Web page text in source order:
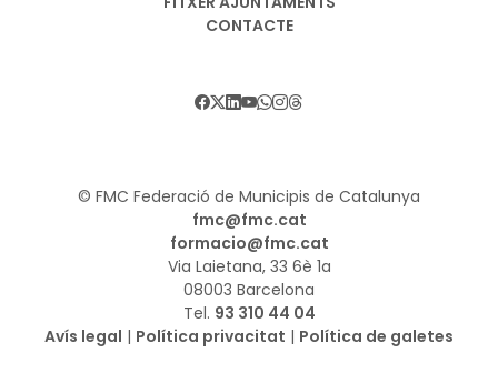
CONTACTE
© FMC Federació de Municipis de Catalunya
fmc@fmc.cat
formacio@fmc.cat
Via Laietana, 33 6è 1a
08003 Barcelona
Tel. 93 310 44 04
Avís legal | Política privacitat | Política de galetes